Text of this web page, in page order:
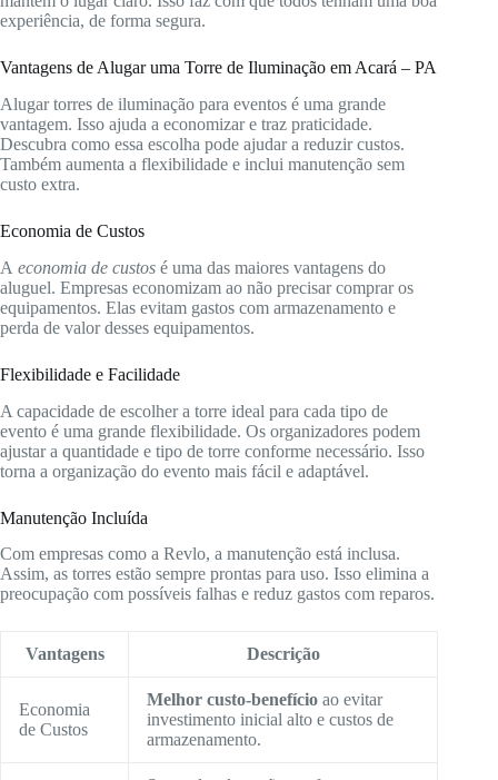
experiência, de forma segura.
Vantagens de Alugar uma Torre de Iluminação em Acará – PA
Alugar torres de iluminação para eventos é uma grande
vantagem. Isso ajuda a economizar e traz praticidade.
Descubra como essa escolha pode ajudar a reduzir custos.
Também aumenta a flexibilidade e inclui manutenção sem
custo extra.
Economia de Custos
A economia de custos é uma das maiores vantagens do
aluguel. Empresas economizam ao não precisar comprar os
equipamentos. Elas evitam gastos com armazenamento e
perda de valor desses equipamentos.
Flexibilidade e Facilidade
A capacidade de escolher a torre ideal para cada tipo de
evento é uma grande flexibilidade. Os organizadores podem
ajustar a quantidade e tipo de torre conforme necessário. Isso
torna a organização do evento mais fácil e adaptável.
Manutenção Incluída
Com empresas como a Revlo, a manutenção está inclusa.
Assim, as torres estão sempre prontas para uso. Isso elimina a
preocupação com possíveis falhas e reduz gastos com reparos.
Vantagens Descrição
Economia
de Custos
Melhor custo-benefício ao evitar
investimento inicial alto e custos de
armazenamento.